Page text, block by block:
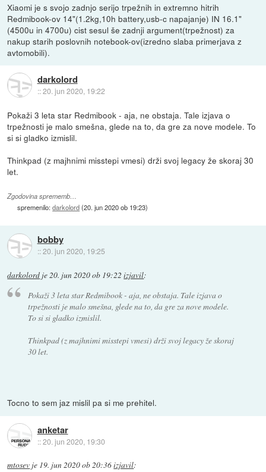
Xiaomi je s svojo zadnjo serijo trpežnih in extremno hitrih
Redmibook-ov 14"(1.2kg,10h battery,usb-c napajanje) IN 16.1"
(4500u in 4700u) cist sesul še zadnji argument(trpežnost) za
nakup starih poslovnih notebook-ov(izredno slaba primerjava z
avtomobili).
darkolord
::20. jun 2020, 19:22
Pokaži 3 leta star Redmibook - aja, ne obstaja. Tale izjava o
trpežnosti je malo smešna, glede na to, da gre za nove modele. To
si si gladko izmislil.
Thinkpad (z majhnimi misstepi vmesi) drži svoj legacy že skoraj 30
let.
Zgodovina sprememb…
spremenilo:darkolord(20. jun 2020 ob 19:23)
bobby
::20. jun 2020, 19:25
darkolord je20. jun 2020 ob 19:22 izjavil:
Pokaži 3 leta star Redmibook - aja, ne obstaja. Tale izjava o
trpežnosti je malo smešna, glede na to, da gre za nove modele.
To si si gladko izmislil.
Thinkpad (z majhnimi misstepi vmesi) drži svoj legacy že skoraj
30 let.
Tocno to sem jaz mislil pa si me prehitel.
anketar
::20. jun 2020, 19:30
mtosev je 19. jun 2020 ob 20:36izjavil: